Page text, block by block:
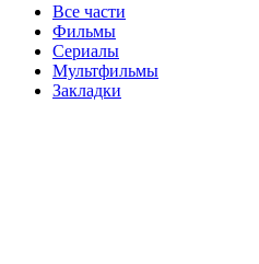
Все части
Фильмы
Сериалы
Мультфильмы
Закладки